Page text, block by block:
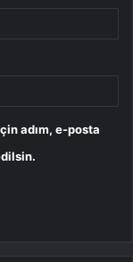
adım, e-posta